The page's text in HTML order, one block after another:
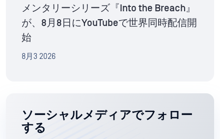
メンタリーシリーズ『Into the Breach』
が、8月8日にYouTubeで世界同時配信開
始
8月3 2026
ソーシャルメディアでフォロー
する